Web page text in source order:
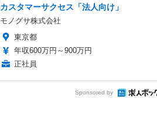
カスタマーサクセス「法人向け」
モノグサ株式会社
東京都
年収600万円～900万円
正社員
Sponsored by